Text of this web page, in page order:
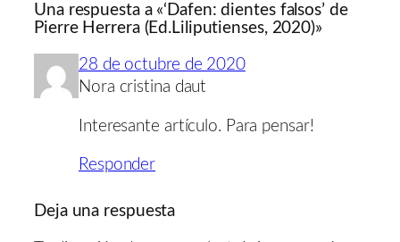
Una respuesta a «‘Dafen: dientes falsos’ de
Pierre Herrera (Ed.Liliputienses, 2020)»
28 de octubre de 2020
Nora cristina daut
Interesante artículo. Para pensar!
Responder
Deja una respuesta